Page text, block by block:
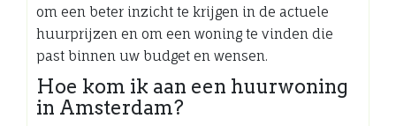
om een beter inzicht te krijgen in de actuele
huurprijzen en om een woning te vinden die
past binnen uw budget en wensen.
Hoe kom ik aan een huurwoning
in Amsterdam?